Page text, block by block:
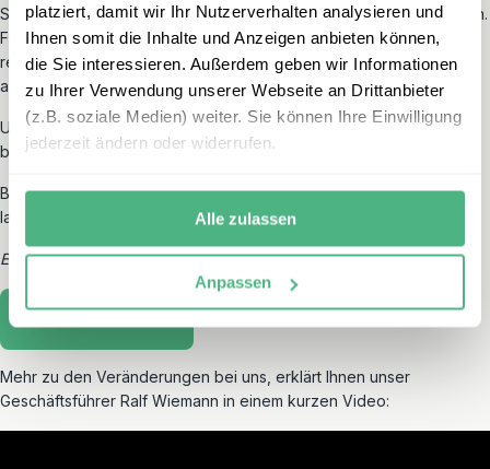
platziert, damit wir Ihr Nutzerverhalten analysieren und
Ihnen somit die Inhalte und Anzeigen anbieten können,
die Sie interessieren. Außerdem geben wir Informationen
zu Ihrer Verwendung unserer Webseite an Drittanbieter
(z.B. soziale Medien) weiter. Sie können Ihre Einwilligung
jederzeit ändern oder widerrufen.
Alle zulassen
Anpassen
Situation schon in diesem Sommer mit einem guten Gefühl bereisen.
Für den Urlaub mit Kindern bieten wir Ihnen dort neben unseren
regulären Rundreisen ein besonders familiengerechtes Programm
an.
Und wir bleiben dran: Für 2021 können wir Ihnen noch weitere
beeindruckende Reiseländer in Europa versprechen!
Besuchen Sie uns auf unserer neuen Webseite erlebe.de und
lassen Sie sich von unseren einmaligen Reisen begeistern!
Erleben Sie mit uns die Welt im Herzen!
Mehr zu den Veränderungen bei uns, erklärt Ihnen unser
Geschäftsführer Ralf Wiemann in einem kurzen Video: